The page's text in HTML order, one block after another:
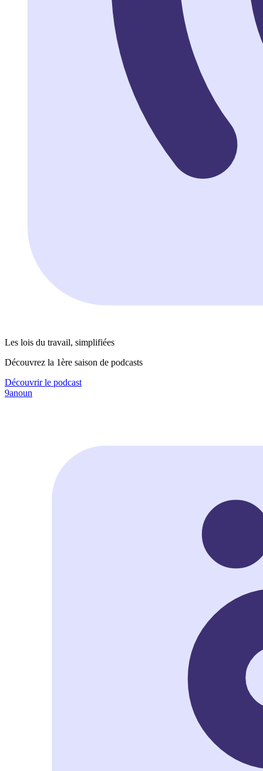
Les lois du travail, simplifiées
Découvrez la 1ère saison de podcasts
Découvrir le podcast
9anoun